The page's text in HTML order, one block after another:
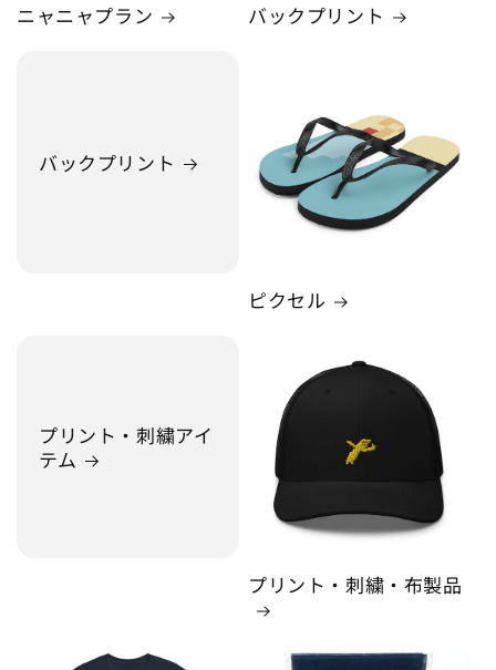
ニャニャプラン バックプリント
バックプリント
ピクセル
プリント・刺繍アイ
テム
プリント・刺繍・布製品